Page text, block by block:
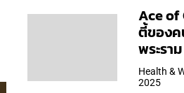
Ace
ตี้ของ
พระรา
บริการ
Health &
2025